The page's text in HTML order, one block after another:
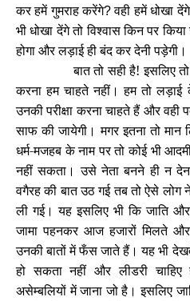
कर हमें गुमराह करेंगे?वही हमें धोखा
भी धोखा देंगे तो विश्वास किन पर
होगा और लड़ाई ही बंद कर देनी पड़ेगी।
बात तो सही है! इसलिए
करना हम चाहते नहीं। हम तो
उनकी परीक्षा करना चाहते हैं और वही
साफ की जायेगी। मगर इतना तो मान
धर्म-मजहब के नाम पर तो कोई भी
नहीं सकता। उसे नेता बनने ही न
वगैरह की बात उठ गई तब तो ऐसे लोग
ली गई। यह इसलिए भी कि जाति
जामा पहनकर आज हजारों मिलते
उनकी बातों में फँस जाते हैं। यह भी
हो सकता नहीं और लीडरी चाहिए
असेम्बलियों में जाना जो है। इसलिए